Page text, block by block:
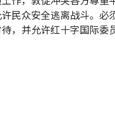
民众安全逃离战斗。必
，并允许红十字国际委